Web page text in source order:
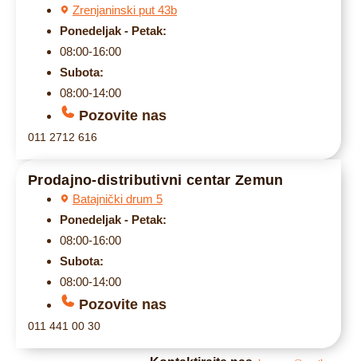
Zrenjaninski put 43b
Ponedeljak - Petak:
08:00-16:00
Subota:
08:00-14:00
Pozovite nas
011 2712 616
Prodajno-distributivni centar Zemun
Batajnički drum 5
Ponedeljak - Petak:
08:00-16:00
Subota:
08:00-14:00
Pozovite nas
011 441 00 30